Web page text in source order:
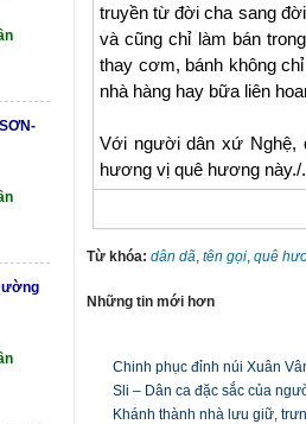
truyền từ đời cha sang
và cũng chỉ làm bán
thay cơm, bánh không
nhà hàng hay bữa liên
Với người dân xứ Nghệ,
hương vị quê hương này./.
Từ khóa: dân dã tên gọi quê
Những tin mới hơn
Chinh phục đỉnh núi Xuân
Sli – Dân ca đặc sắc của
Khánh thành nhà lưu giữ,